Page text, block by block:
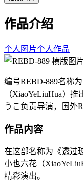
作品介绍
个人图片个人作品
编号REBD-889名称
（XiaoYeLiuHua）
うこ负责导演，国外
作品内容
在这部名称为《透过
小也六花（
精彩演出。